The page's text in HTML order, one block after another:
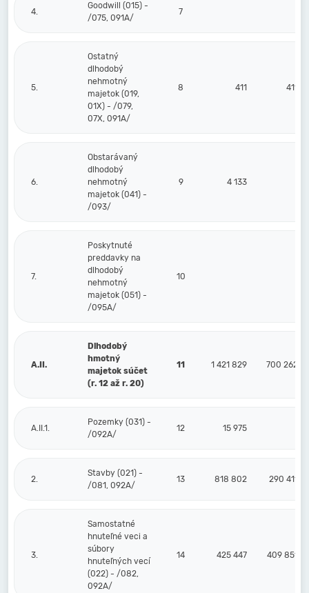
4.
Goodwill (015) -
/075, 091A/
7
5.
Ostatný
dlhodobý
nehmotný
majetok (019,
01X) - /079,
07X, 091A/
8 411 411
6.
Obstarávaný
dlhodobý
nehmotný
majetok (041) -
/093/
9 4 133
7.
Poskytnuté
preddavky na
dlhodobý
nehmotný
majetok (051) -
/095A/
10
A.II.
Dlhodobý
hmotný
majetok súčet
(r. 12 až r. 20)
11 1 421 829 700 262
A.II.1.
Pozemky (031) -
/092A/
12 15 975
2.
Stavby (021) -
/081, 092A/
13 818 802 290 411
3.
Samostatné
hnuteľné veci a
súbory
hnuteľných vecí
(022) - /082,
092A/
14 425 447 409 851